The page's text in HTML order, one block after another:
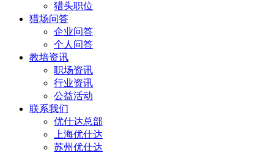
猎头职位
猎场问答
企业问答
个人问答
教培资讯
职场资讯
行业资讯
公益活动
联系我们
优仕达总部
上海优仕达
苏州优仕达